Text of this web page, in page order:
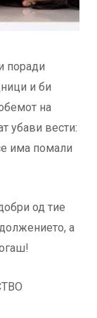
поради
и би
на
убави вести:
има помали
од тие
а